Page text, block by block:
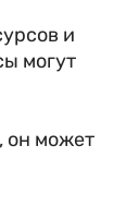
и
могут
он может